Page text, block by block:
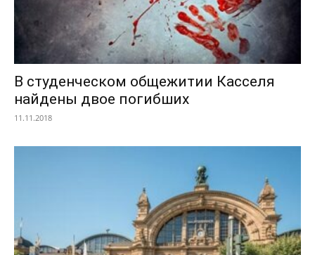
В студенческом общежитии Касселя
найдены двое погибших
11.11.2018